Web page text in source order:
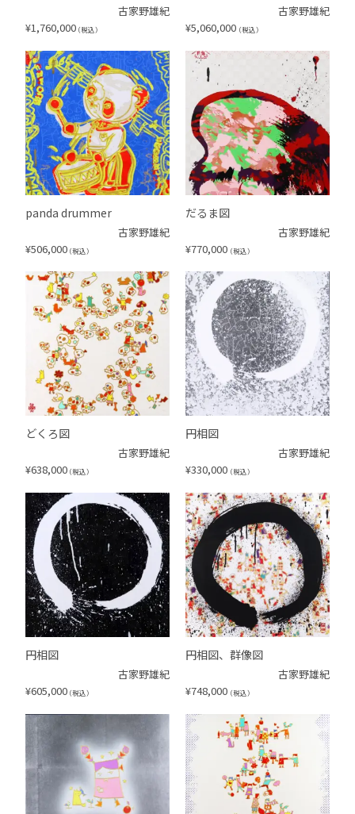
古家野雄紀
¥1,760,000 （税込）
古家野雄紀
¥5,060,000 （税込）
panda drummer
古家野雄紀
¥506,000 （税込）
だるま図
古家野雄紀
¥770,000 （税込）
どくろ図
古家野雄紀
¥638,000 （税込）
円相図
古家野雄紀
¥330,000 （税込）
円相図
古家野雄紀
¥605,000 （税込）
円相図、群像図
古家野雄紀
¥748,000 （税込）